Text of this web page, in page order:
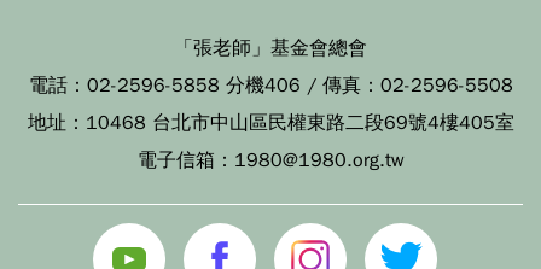
「張老師」基金會總會
電話： 02-2596-5858 分機406 / 傳真： 02-2596-5508
地址： 10468 台北市中山區民權東路二段69號4樓405室
電子信箱： 1980@1980.org.tw